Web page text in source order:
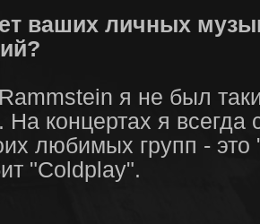
ваших личных
я не был
На концертах я всегда
любимых групп - это
"Coldplay".